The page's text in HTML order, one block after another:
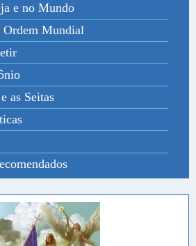
e no Mundo
Ordem Mundial
as Seitas